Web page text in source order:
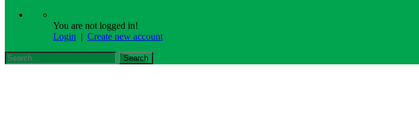
You are not logged in!
Login | Create new account